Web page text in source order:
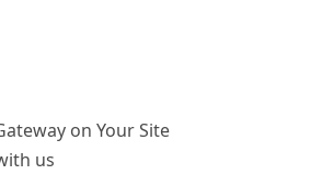
on Your Site
us